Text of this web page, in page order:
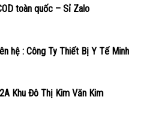
toàn quốc – Sỉ Zalo
hệ : Công Ty Thiết Bị Y Tế Minh
Khu Đô Thị Kim Văn Kim